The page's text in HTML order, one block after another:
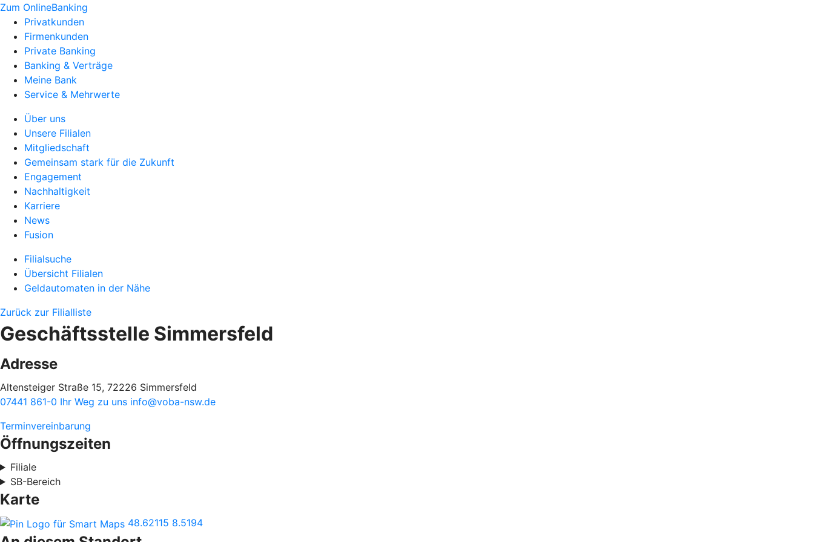
Zum OnlineBanking
Privatkunden
Firmenkunden
Private Banking
Banking & Verträge
Meine Bank
Service & Mehrwerte
Über uns
Unsere Filialen
Mitgliedschaft
Gemeinsam stark für die Zukunft
Engagement
Nachhaltigkeit
Karriere
News
Fusion
Filialsuche
Übersicht Filialen
Geldautomaten in der Nähe
Zurück zur Filialliste
Geschäftsstelle Simmersfeld
Adresse
Altensteiger Straße 15, 72226 Simmersfeld
07441 861-0 Ihr Weg zu uns info@voba-nsw.de
Terminvereinbarung
Öffnungszeiten
Filiale
SB-Bereich
Karte
48.62115 8.5194